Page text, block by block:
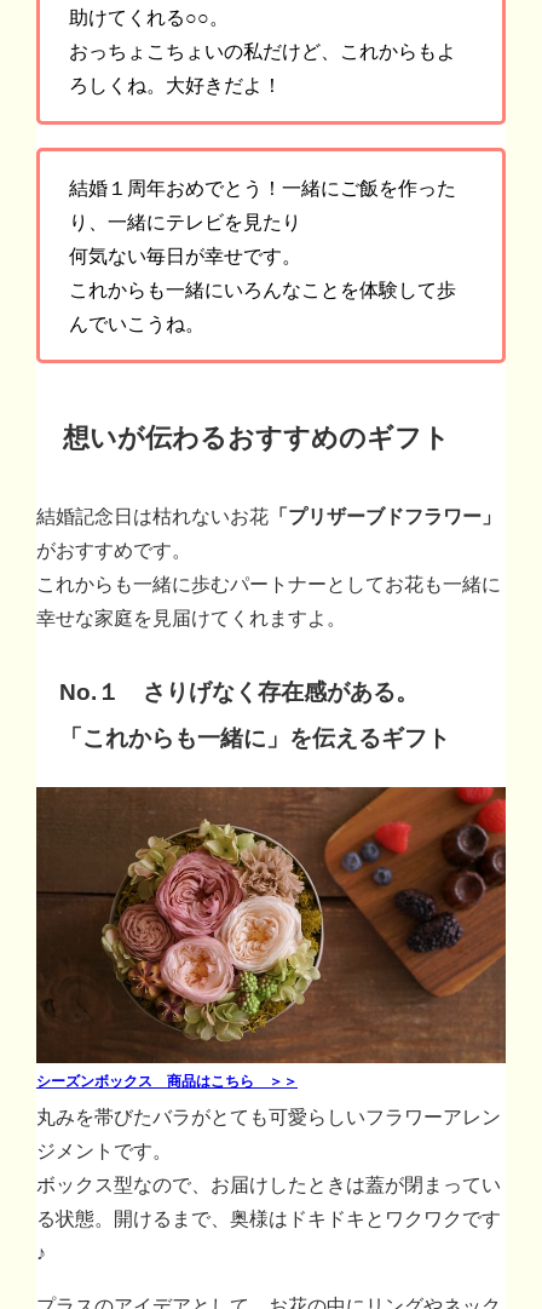
助けてくれる○○。
おっちょこちょいの私だけど、これからもよ
ろしくね。大好きだよ！
結婚１周年おめでとう！一緒にご飯を作った
り、一緒にテレビを見たり
何気ない毎日が幸せです。
これからも一緒にいろんなことを体験して歩
んでいこうね。
想いが伝わるおすすめのギフト
結婚記念日は枯れないお花 「プリザーブドフラワー」
がおすすめです。
これからも一緒に歩むパートナーとしてお花も一緒に
幸せな家庭を見届けてくれますよ。
No.１ さりげなく存在感がある。
「これからも一緒に」を伝えるギフト
シーズンボックス 商品はこちら ＞＞
丸みを帯びたバラがとても可愛らしいフラワーアレン
ジメントです。
ボックス型なので、お届けしたときは蓋が閉まってい
る状態。開けるまで、奥様はドキドキとワクワクです
♪